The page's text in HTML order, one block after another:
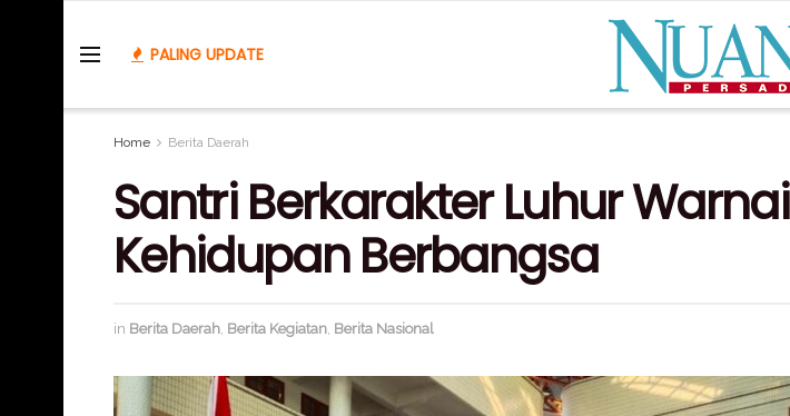
PALING UPDATE
Home Berita Daerah
Santri Berkarakter Luhur Warnai
Kehidupan Berbangsa
in Berita Daerah Berita Kegiatan Berita Nasional